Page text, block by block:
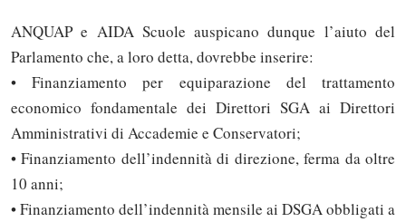
ANQUAP e AIDA Scuole auspicano dunque l’aiuto del
Parlamento che, a loro detta, dovrebbe inserire:
• Finanziamento per equiparazione del trattamento
economico fondamentale dei Direttori SGA ai Direttori
Amministrativi di Accademie e Conservatori;
• Finanziamento dell’indennità di direzione, ferma da oltre
10 anni;
• Finanziamento dell’indennità mensile ai DSGA obbligati a